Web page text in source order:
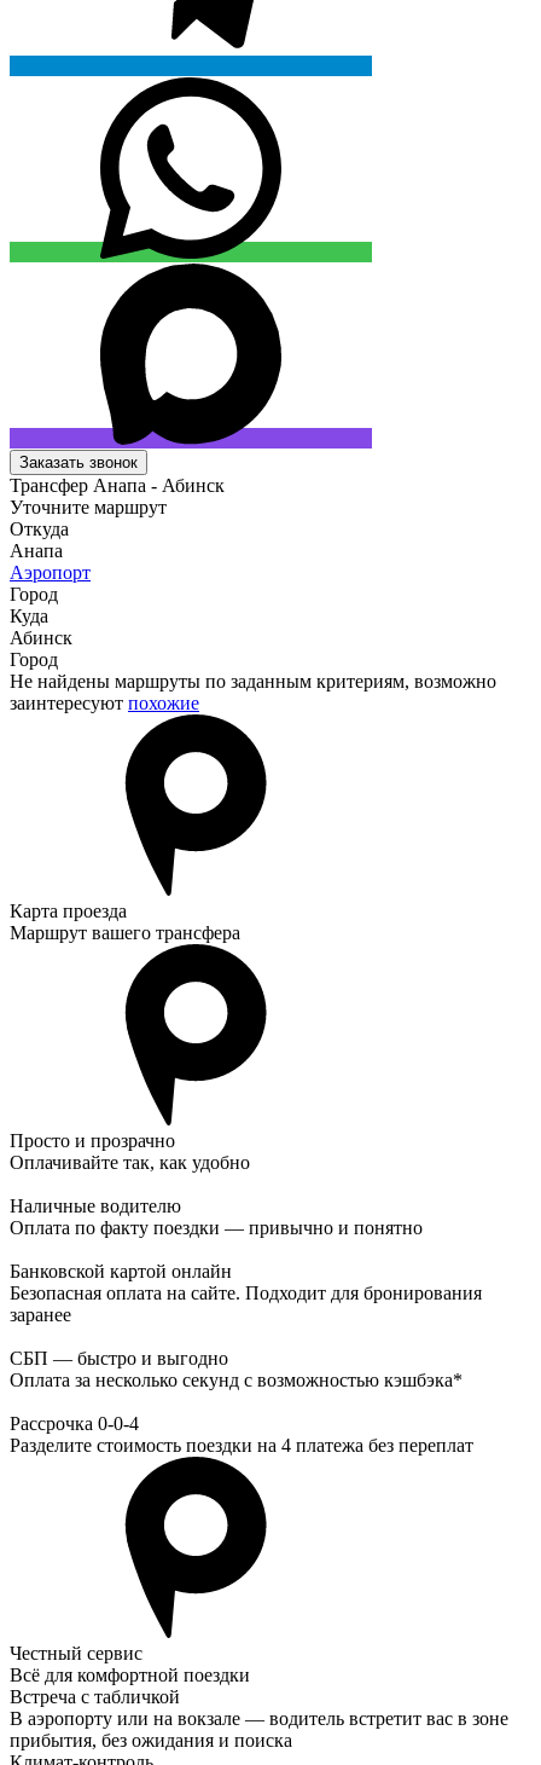
Заказать звонок
Трансфер Анапа - Абинск
Уточните маршрут
Откуда
Анапа
Аэропорт
Город
Куда
Абинск
Город
Не найдены маршруты по заданным критериям, возможно
заинтересуют похожие
Карта проезда
Маршрут вашего трансфера
Просто и прозрачно
Оплачивайте так, как удобно
Наличные водителю
Оплата по факту поездки — привычно и понятно
Банковской картой онлайн
Безопасная оплата на сайте. Подходит для бронирования
заранее
СБП — быстро и выгодно
Оплата за несколько секунд с возможностью кэшбэка*
Рассрочка 0-0-4
Разделите стоимость поездки на 4 платежа без переплат
Честный сервис
Всё для комфортной поездки
Встреча с табличкой
В аэропорту или на вокзале — водитель встретит вас в зоне
прибытия, без ожидания и поиска